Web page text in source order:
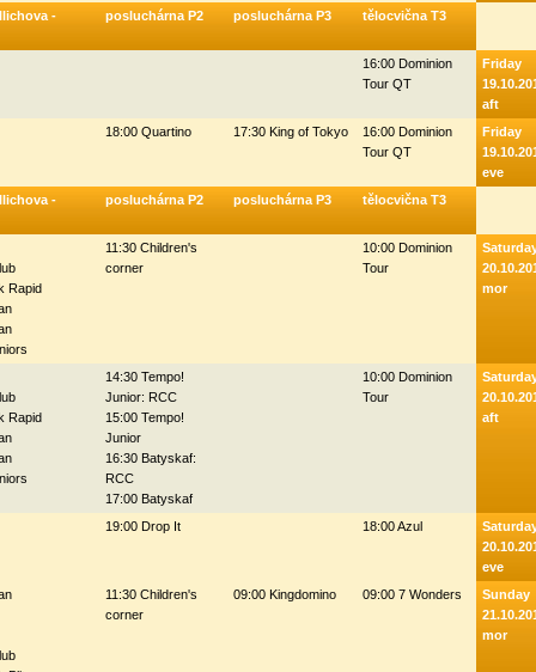
-
posluchárna P2 posluchárna P3 tělocvična T3
16:00 Dominion
Tour QT
Friday
aft
18:00 Quartino 17:30 King of Tokyo
16:00 Dominion
Tour QT
Friday
eve
-
posluchárna P2 posluchárna P3 tělocvična T3
Rapid
11:30 Children's
corner
10:00 Dominion
Tour
mor
Rapid
14:30 Tempo!
Junior: RCC
15:00 Tempo!
Junior
16:30 Batyskaf:
RCC
17:00 Batyskaf
10:00 Dominion
Tour
aft
19:00 Drop It 18:00 Azul
eve
11:30 Children's
corner
09:00 Kingdomino 09:00 7 Wonders
Sunday
mor